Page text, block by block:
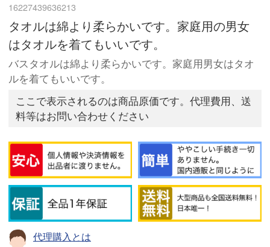
16227439636213
タオルは綿より柔らかいです。家庭用の男女
はタオルを着てもいいです。
バスタオルは綿より柔らかいです。家庭用男女はタオ
ルを着てもいいです。
ここで表示されるのは商品原価です。代理費用、送
料等はお問い合わせください
代理購入とは